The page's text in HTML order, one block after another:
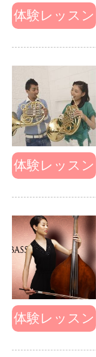
体験レッスン
体験レッスン
体験レッスン